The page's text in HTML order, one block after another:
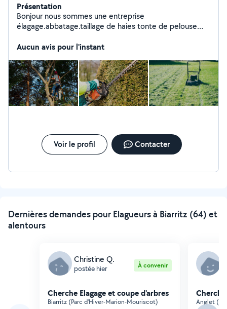
Présentation
Bonjour nous sommes une entreprise
élagage.abbatage.taillage de haies tonte de pelouse
Aucun avis pour l'instant
Voir le profil Contacter
Dernières demandes pour Elagueurs à Biarritz (64) et
alentours
Christine Q.
postée hier À convenir
Cherche Elagage et coupe d'arbres
Biarritz (Parc d'Hiver-Marion-Mouriscot)
Anglet